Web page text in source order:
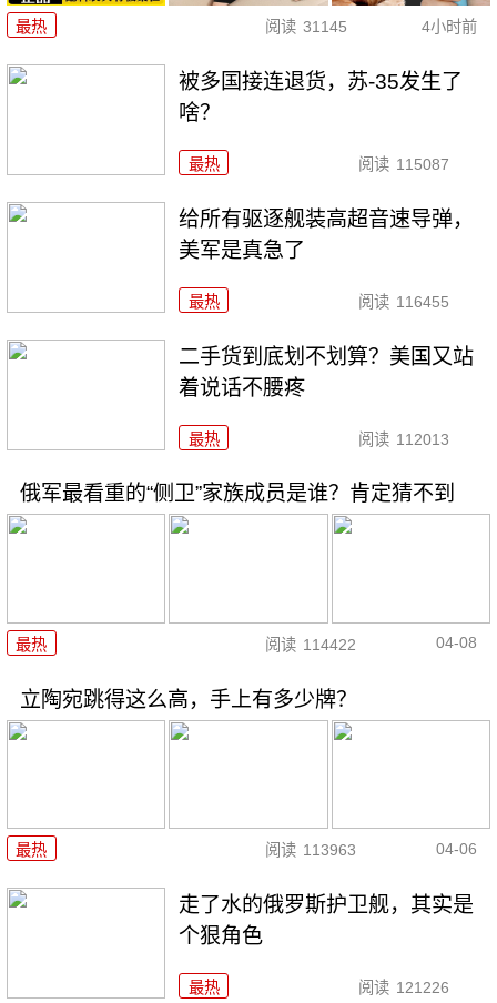
最热 阅读 31145 4小时前
被多国接连退货，苏-35发生了
啥？
最热 阅读 115087
给所有驱逐舰装高超音速导弹，
美军是真急了
最热 阅读 116455
二手货到底划不划算？美国又站
着说话不腰疼
最热 阅读 112013
俄军最看重的“侧卫”家族成员是谁？肯定猜不到
最热 阅读 114422 04-08
立陶宛跳得这么高，手上有多少牌？
最热 阅读 113963 04-06
走了水的俄罗斯护卫舰，其实是
个狠角色
最热 阅读 121226